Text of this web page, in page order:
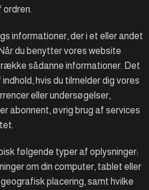
informationer, der i et eller andet
du benytter vores website
sådanne informationer. Det
hvis du tilmelder dig vores
eller undersøgelser,
abonnent, øvrig brug af services
følgende typer af oplysninger:
om din computer, tablet eller
placering, samt hvilke